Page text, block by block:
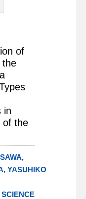
of
the
in
of the
YASUHIKO